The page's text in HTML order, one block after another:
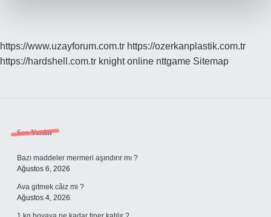
https://www.uzayforum.com.tr https://ozerkanplastik.com.tr
https://hardshell.com.tr knight online nttgame Sitemap
Sidebar
Son Yazılar
Bazı maddeler mermeri aşındırır mı ?
Ağustos 6, 2026
Ava gitmek câiz mi ?
Ağustos 4, 2026